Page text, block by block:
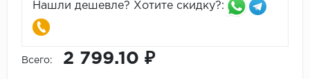
Нашли дешевле? Хотите скидку?:
Всего: 2 799.10 ₽